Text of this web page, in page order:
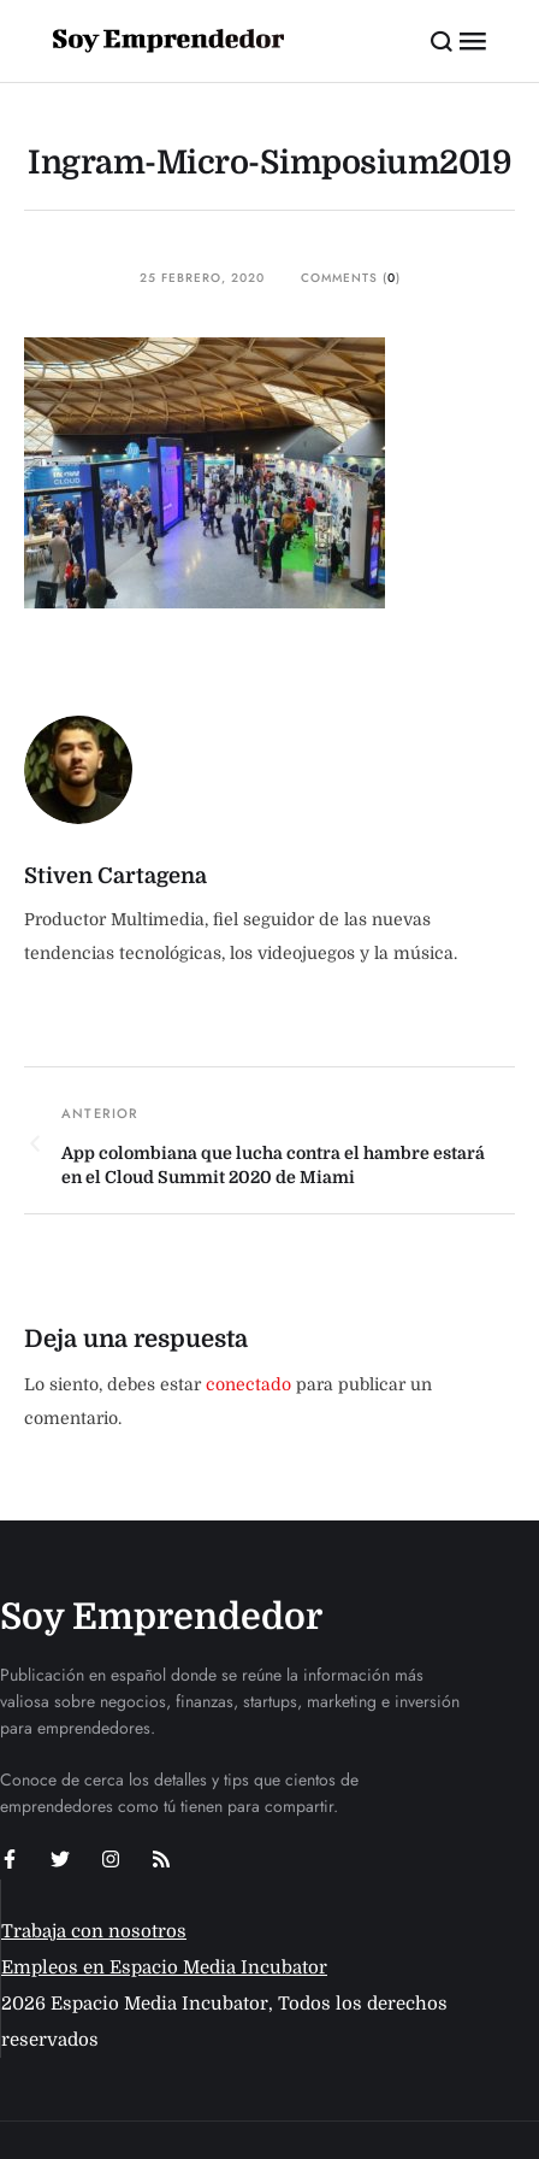
Ingram-Micro-Simposium2019
25 FEBRERO, 2020 COMMENTS (0)
Stiven Cartagena
Productor Multimedia, fiel seguidor de las nuevas
tendencias tecnológicas, los videojuegos y la música.
App colombiana que lucha contra el hambre estará
en el Cloud Summit 2020 de Miami
Deja una respuesta
Lo siento, debes estarconectado para publicar un
comentario.
Soy Emprendedor
Publicación en español donde se reúne la información más
valiosa sobre negocios, finanzas, startups, marketing e inversión
para emprendedores.
Conoce de cerca los detalles y tips que cientos de
emprendedores como tú tienen para compartir.
Trabaja con nosotros
Empleos en Espacio Media Incubator
2026 Espacio Media Incubator, Todos los derechos
reservados